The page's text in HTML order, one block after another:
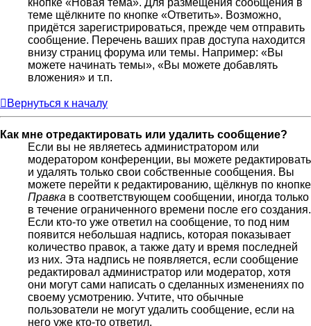
теме щёлкните по кнопке «Ответить». Возможно,
придётся зарегистрироваться, прежде чем отправить
сообщение. Перечень ваших прав доступа находится
внизу страниц форума или темы. Например: «Вы
можете начинать темы», «Вы можете добавлять
вложения» и т.п.
Вернуться к началу
Как мне отредактировать или удалить сообщение?
Если вы не являетесь администратором или
модератором конференции, вы можете редактировать
и удалять только свои собственные сообщения. Вы
можете перейти к редактированию, щёлкнув по кнопке
Правка в соответствующем сообщении, иногда только
в течение ограниченного времени после его создания.
Если кто-то уже ответил на сообщение, то под ним
появится небольшая надпись, которая показывает
количество правок, а также дату и время последней
из них. Эта надпись не появляется, если сообщение
редактировал администратор или модератор, хотя
они могут сами написать о сделанных изменениях по
своему усмотрению. Учтите, что обычные
пользователи не могут удалить сообщение, если на
него уже кто-то ответил.